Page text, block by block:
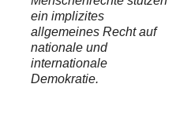
ein implizites
allgemeines Recht auf
nationale und
internationale
Demokratie.